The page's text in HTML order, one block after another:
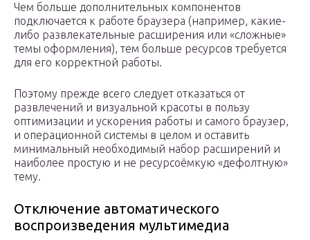
Чем больше дополнительных компонентов
подключается к работе браузера (например, какие-
либо развлекательные расширения или «сложные»
темы оформления), тем больше ресурсов требуется
для его корректной работы.
Поэтому прежде всего следует отказаться от
развлечений и визуальной красоты в пользу
оптимизации и ускорения работы и самого браузер,
и операционной системы в целом и оставить
минимальный необходимый набор расширений и
наиболее простую и не ресурсоёмкую «дефолтную»
тему.
Отключение автоматического
воспроизведения мультимедиа